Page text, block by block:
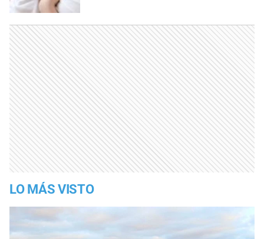
LO MÁS VISTO